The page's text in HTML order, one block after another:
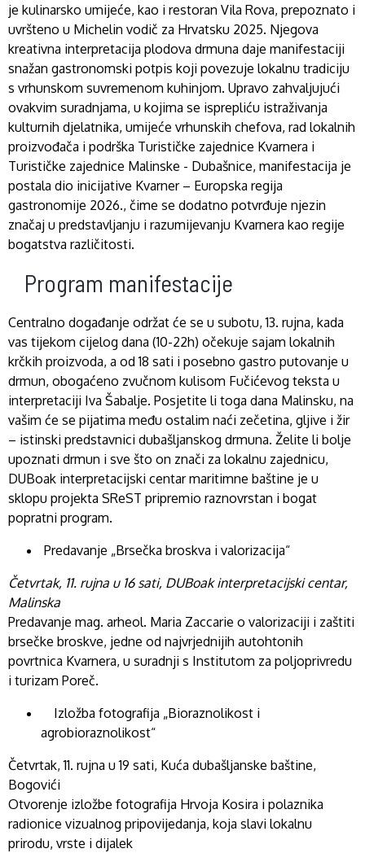
je kulinarsko umijeće, kao i restoran Vila Rova, prepoznato i
uvršteno u Michelin vodič za Hrvatsku 2025. Njegova
kreativna interpretacija plodova drmuna daje manifestaciji
snažan gastronomski potpis koji povezuje lokalnu tradiciju
s vrhunskom suvremenom kuhinjom. Upravo zahvaljujući
ovakvim suradnjama, u kojima se isprepliću istraživanja
kulturnih djelatnika, umijeće vrhunskih chefova, rad lokalnih
proizvođača i podrška Turističke zajednice Kvarnera i
Turističke zajednice Malinske - Dubašnice, manifestacija je
postala dio inicijative Kvarner – Europska regija
gastronomije 2026., čime se dodatno potvrđuje njezin
značaj u predstavljanju i razumijevanju Kvarnera kao regije
bogatstva različitosti.
Program manifestacije
Centralno događanje održat će se u subotu, 13. rujna, kada
vas tijekom cijelog dana (10-22h) očekuje sajam lokalnih
krčkih proizvoda, a od 18 sati i posebno gastro putovanje u
drmun, obogaćeno zvučnom kulisom Fučićevog teksta u
interpretaciji Iva Šabalje. Posjetite li toga dana Malinsku, na
vašim će se pijatima među ostalim naći zečetina, gljive i žir
– istinski predstavnici dubašljanskog drmuna. Želite li bolje
upoznati drmun i sve što on znači za lokalnu zajednicu,
DUBoak interpretacijski centar maritimne baštine je u
sklopu projekta SReST pripremio raznovrstan i bogat
popratni program.
Predavanje „Brsečka broskva i valorizacija“
Četvrtak, 11. rujna u 16 sati, DUBoak interpretacijski centar,
Malinska
Predavanje mag. arheol. Maria Zaccarie o valorizaciji i zaštiti
brsečke broskve, jedne od najvrjednijih autohtonih
povrtnica Kvarnera, u suradnji s Institutom za poljoprivredu
i turizam Poreč.
Izložba fotografija „Bioraznolikost i
agrobioraznolikost“
Četvrtak, 11. rujna u 19 sati, Kuća dubašljanske baštine,
Bogovići
Otvorenje izložbe fotografija Hrvoja Kosira i polaznika
radionice vizualnog pripovijedanja, koja slavi lokalnu
prirodu, vrste i dijalek